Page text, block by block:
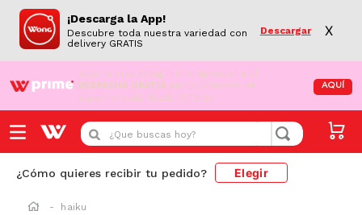
¡Descarga la App!
Descubre toda nuestra variedad con
delivery GRATIS
Descargar X
¡Aún no eres Wong Prime! Aprovecha el
DESPACHO GRATIS en tus compras de
supermercado desde S/79.90
AQUÍ
¿Que buscas hoy?
¿Cómo quieres recibir tu pedido? Elegir
haiku